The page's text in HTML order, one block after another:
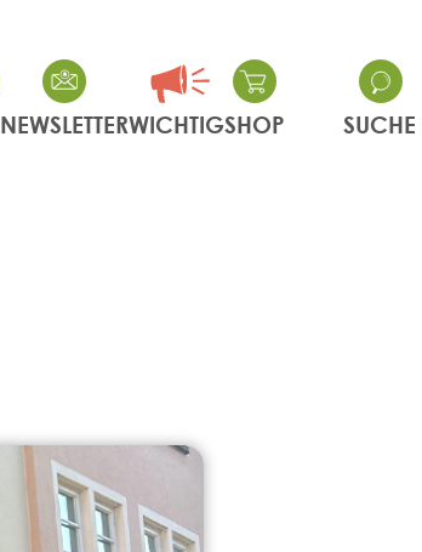
NEWSLETTERWICHTIGSHOP SUCHE